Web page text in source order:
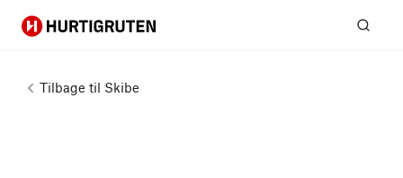
Hurtigruten
Tilbage til Skibe